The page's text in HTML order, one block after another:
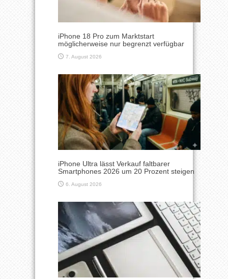
iPhone 18 Pro zum Marktstart
möglicherweise nur begrenzt verfügbar
7. August 2026
iPhone Ultra lässt Verkauf faltbarer
Smartphones 2026 um 20 Prozent steigen
6. August 2026